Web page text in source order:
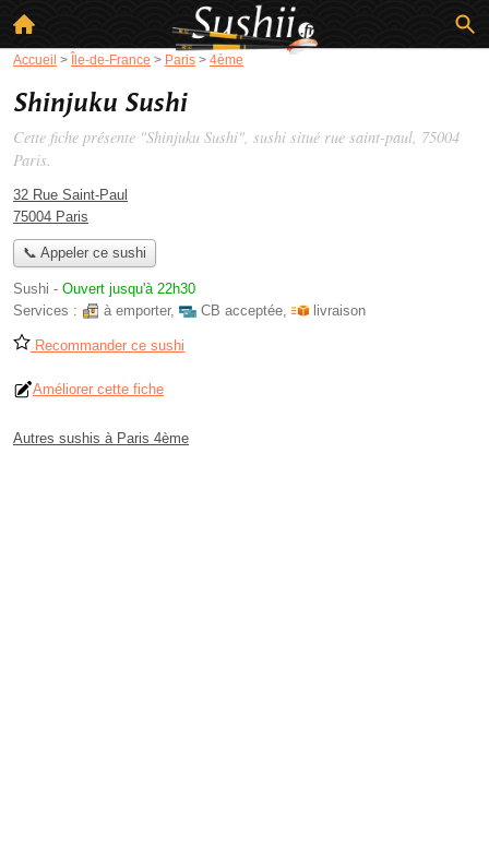
Accueil > Île-de-France > Paris > 4ème
Shinjuku Sushi
Cette fiche présente "Shinjuku Sushi", sushi situé rue saint-paul, 75004
Paris.
32 Rue Saint-Paul
75004 Paris
📞 Appeler ce sushi
Sushi - Ouvert jusqu'à 22h30
Services :
à emporter, CB acceptée, livraison
Recommander ce sushi
Améliorer cette fiche
Autres sushis à Paris 4ème